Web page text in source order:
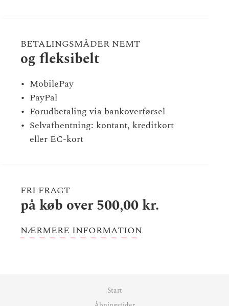
BETALINGSMÅDER NEMT
og fleksibelt
MobilePay
PayPal
Forudbetaling via bankoverførsel
Selvafhentning: kontant, kreditkort
eller EC-kort
FRI FRAGT
på køb over 500,00 kr.
NÆRMERE INFORMATION
Start